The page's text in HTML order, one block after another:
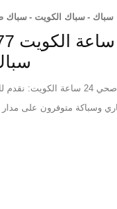
- سباك الكويت- سباك صحي
سباك
هل تبحث عن سباك صحي 24 ساعة الكويت:
متوفرون على مدار